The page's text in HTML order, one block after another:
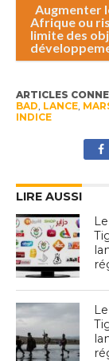
Augmenter
Afrique ou
limite des
ARTICLES
BAD LANCE,
INDICE
LIRE AUSSI